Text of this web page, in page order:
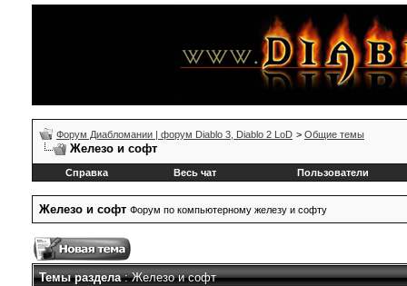
Форум Диабломании | форум Diablo 3, Diablo 2 LoD > Общие темы
Железо и софт
Справка Весь чат Пользователи
Железо и софт Форум по компьютерному железу и софту
Темы раздела: Железо и софт